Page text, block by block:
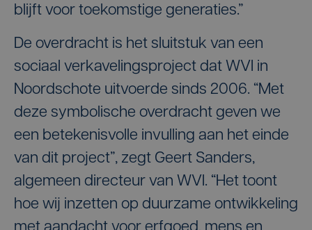
blijft voor toekomstige generaties.”
De overdracht is het sluitstuk van een
sociaal verkavelingsproject dat WVI in
Noordschote uitvoerde sinds 2006. “Met
deze symbolische overdracht geven we
een betekenisvolle invulling aan het einde
van dit project”, zegt Geert Sanders,
algemeen directeur van WVI. “Het toont
hoe wij inzetten op duurzame ontwikkeling